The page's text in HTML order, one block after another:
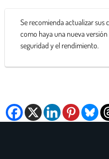
Se recomienda actualizar
como haya una nueva
seguridad y el rendimiento.